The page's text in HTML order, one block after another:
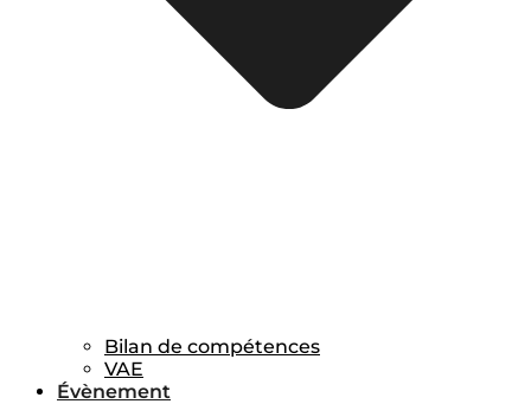
Bilan de compétences
VAE
Évènement